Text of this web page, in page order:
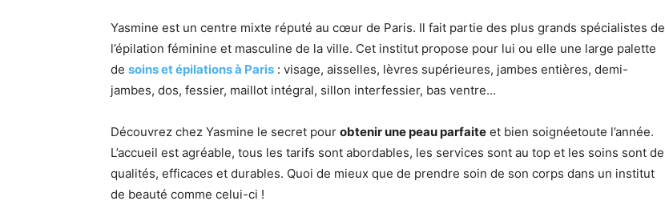
Yasmine est un centre mixte réputé au cœur de Paris. Il fait partie des plus grands spécialistes de
l’épilation féminine et masculine de la ville. Cet institut propose pour lui ou elle une large palette
de soins et épilations à Paris : visage, aisselles, lèvres supérieures, jambes entières, demi-
jambes, dos, fessier, maillot intégral, sillon interfessier, bas ventre…
Découvrez chez Yasmine le secret pour obtenir une peau parfaite et bien soignéetoute l’année.
L’accueil est agréable, tous les tarifs sont abordables, les services sont au top et les soins sont de
qualités, efficaces et durables. Quoi de mieux que de prendre soin de son corps dans un institut
de beauté comme celui-ci !